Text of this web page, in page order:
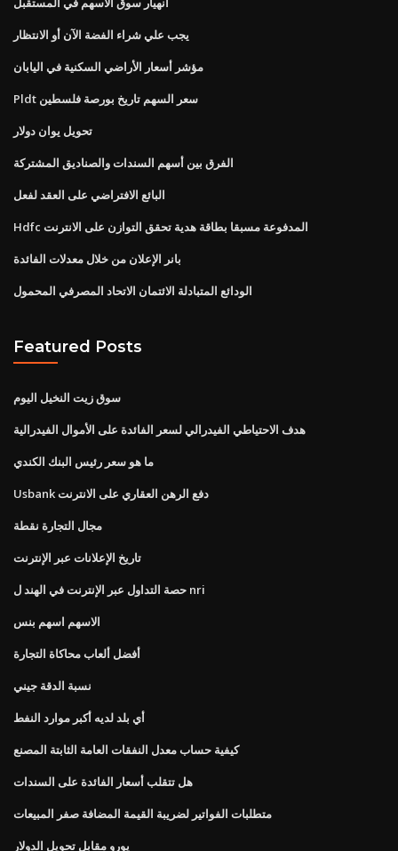
يجب علي شراء الفضة الآن أو الانتظار
مؤشر أسعار الأراضي السكنية في اليابان
Pldt سعر السهم تاريخ بورصة فلسطين
تحويل يوان دولار
الفرق بين أسهم السندات والصناديق المشتركة
البائع الافتراضي على العقد لفعل
Hdfc المدفوعة مسبقا بطاقة هدية تحقق التوازن على الانترنت
بانر الإعلان من خلال معدلات الفائدة
الودائع المتبادلة الائتمان الاتحاد المصرفي المحمول
Featured Posts
سوق زيت النخيل اليوم
هدف الاحتياطي الفيدرالي لسعر الفائدة على الأموال الفيدرالية
ما هو سعر رئيس البنك الكندي
Usbank دفع الرهن العقاري على الانترنت
مجال التجارة نقطة
تاريخ الإعلانات عبر الإنترنت
حصة التداول عبر الإنترنت في الهند ل nri
الاسهم اسهم بنس
أفضل ألعاب محاكاة التجارة
نسبة الدقة جيني
أي بلد لديه أكبر موارد النفط
كيفية حساب معدل النفقات العامة الثابتة المصنع
هل تتقلب أسعار الفائدة على السندات
متطلبات الفواتير لضريبة القيمة المضافة صفر المبيعات
يورو مقابل تحويل الدولار